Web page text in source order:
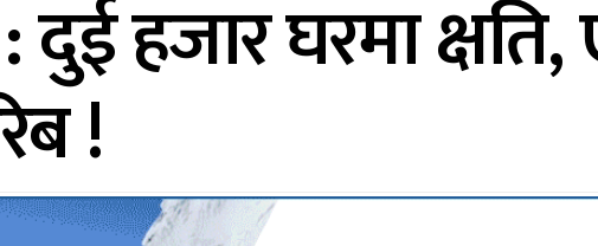
: दुई हजार घरमा
!